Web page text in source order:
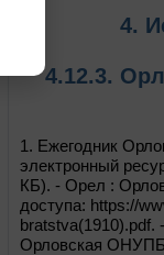
4.
4.12.3.
1. Ежегодник
электронный
КБ). - Орел :
доступа: https://
bratstva(1910).pdf.
Орловская